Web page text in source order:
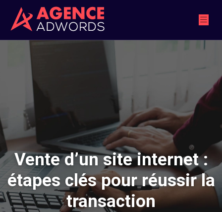
Vente d’un site internet :
étapes clés pour réussir la
transaction